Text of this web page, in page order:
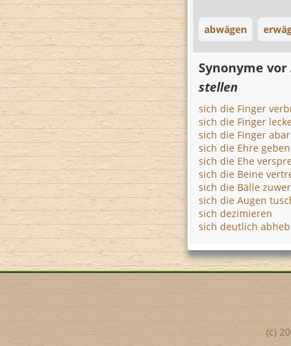
abwägen
Synonyme vor
stellen
sich die Finger
sich die Finger
sich die Finger
sich die Ehre geben
sich die Ehe
sich die Beine
sich die Bälle
sich die Augen
sich dezimieren
sich deutlich
(c)